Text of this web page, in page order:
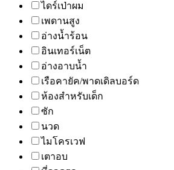
ไดร์เป่าผม
เพดานสูง
อ่างน้ำร้อน
อินเทอร์เน็ต
อ่างอาบน้ำ
เรือคายัค/พาดเดิลบอร์ด
ห้องสำหรับเด็ก
ซัก
นวด
ไมโครเวฟ
เตาอบ